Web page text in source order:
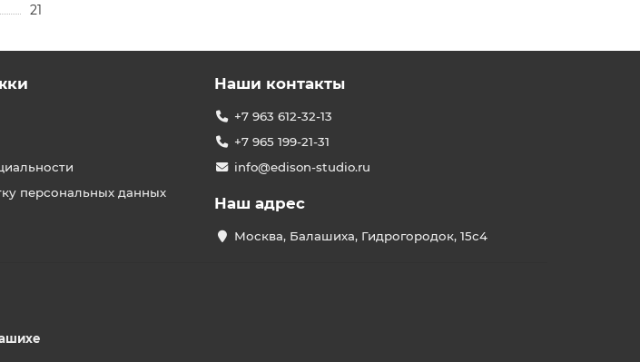
21
персональных данных
Наши контакты
+7 963 612-32-13
+7 965 199-21-31
info@edison-studio.ru
Наш адрес
Москва, Балашиха, Гидрогородок, 15с4